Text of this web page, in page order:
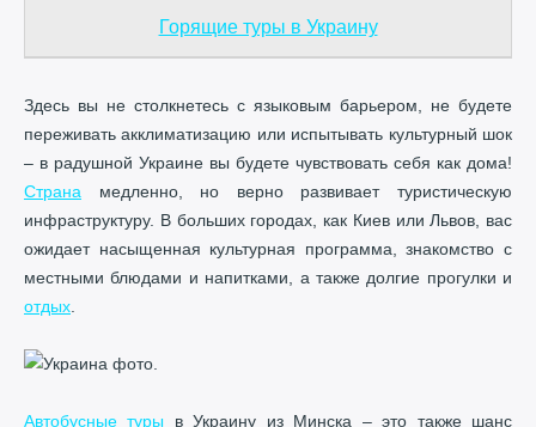
Горящие туры в Украину
Здесь вы не столкнетесь с языковым барьером, не будете
переживать акклиматизацию или испытывать культурный шок
– в радушной Украине вы будете чувствовать себя как дома!
Страна медленно, но верно развивает туристическую
инфраструктуру. В больших городах, как Киев или Львов, вас
ожидает насыщенная культурная программа, знакомство с
местными блюдами и напитками, а также долгие прогулки и
отдых
Автобусные туры в Украину из Минска – это также шанс